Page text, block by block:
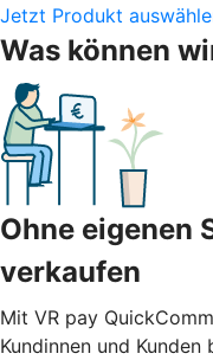
Jetzt Produkt
Was können
Ohne eigenen
verkaufen
Mit VR pay
Kundinnen und